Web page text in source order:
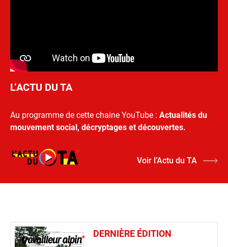
L’ACTU DU TA
Au programme de cette chaine YouTube : Actualités du
mouvement social, décryptages et découvertes.
Voir l’Actu du TA
DERNIÈRE ÉDITION